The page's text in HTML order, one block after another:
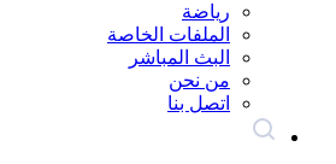
رياضة
الملفات الخاصة
البث المباشر
من نحن
اتصل بنا